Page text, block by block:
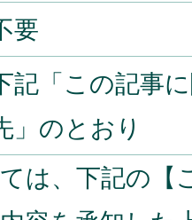
要
記「この記事
」のとおり
は、下記の【